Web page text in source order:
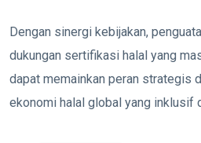
Dengan sinergi kebijakan,
dukungan sertifikasi halal yang
dapat memainkan peran strategis
ekonomi halal global yang inklusif